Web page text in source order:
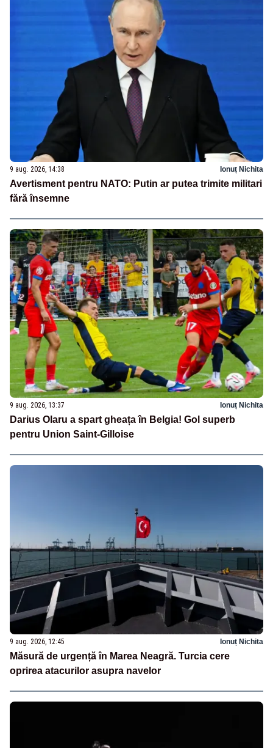
9 aug. 2026, 14:38 Ionuț Nichita
Avertisment pentru NATO: Putin ar putea trimite militari
fără însemne
9 aug. 2026, 13:37 Ionuț Nichita
Darius Olaru a spart gheața în Belgia! Gol superb
pentru Union Saint-Gilloise
9 aug. 2026, 12:45 Ionuț Nichita
Măsură de urgență în Marea Neagră. Turcia cere
oprirea atacurilor asupra navelor